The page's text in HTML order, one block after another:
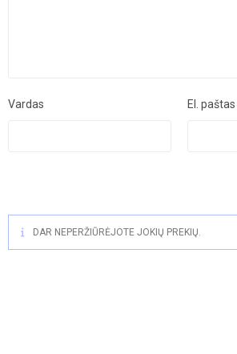
Vardas El. paštas
DAR NEPERŽIŪRĖJOTE JOKIŲ PREKIŲ.